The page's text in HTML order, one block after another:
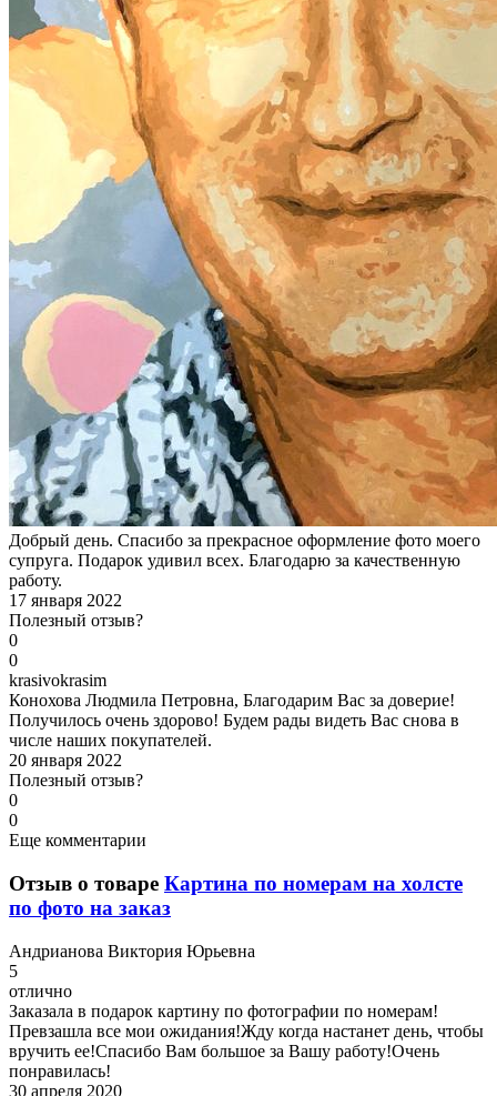
Добрый день. Спасибо за прекрасное оформление фото моего
супруга. Подарок удивил всех. Благодарю за качественную
работу.
17 января 2022
Полезный отзыв?
0
0
krasivokrasim
Конохова Людмила Петровна, Благодарим Вас за доверие!
Получилось очень здорово! Будем рады видеть Вас снова в
числе наших покупателей.
20 января 2022
Полезный отзыв?
0
0
Еще комментарии
Отзыв о товаре Картина по номерам на холсте
по фото на заказ
Андрианова Виктория Юрьевна
5
отлично
Заказала в подарок картину по фотографии по номерам!
Превзашла все мои ожидания!Жду когда настанет день, чтобы
вручить ее!Спасибо Вам большое за Вашу работу!Очень
понравилась!
30 апреля 2020